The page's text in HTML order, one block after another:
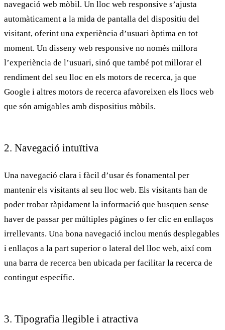
navegació web mòbil. Un lloc web responsive s’ajusta
automàticament a la mida de pantalla del dispositiu del
visitant, oferint una experiència d’usuari òptima en tot
moment. Un disseny web responsive no només millora
l’experiència de l’usuari, sinó que també pot millorar el
rendiment del seu lloc en els motors de recerca, ja que
Google i altres motors de recerca afavoreixen els llocs web
que són amigables amb dispositius mòbils.
2. Navegació intuïtiva
Una navegació clara i fàcil d’usar és fonamental per
mantenir els visitants al seu lloc web. Els visitants han de
poder trobar ràpidament la informació que busquen sense
haver de passar per múltiples pàgines o fer clic en enllaços
irrellevants. Una bona navegació inclou menús desplegables
i enllaços a la part superior o lateral del lloc web, així com
una barra de recerca ben ubicada per facilitar la recerca de
contingut específic.
3. Tipografia llegible i atractiva